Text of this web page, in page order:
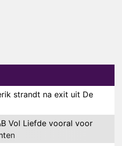
strandt na exit uit De
Vol Liefde vooral voor